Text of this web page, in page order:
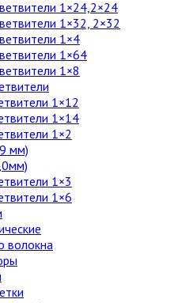
1×24,2×24
1×32, 2×32
1×4
1×64
1×8
1×12
1×14
1×2
мм)
1×3
1×6
волокна